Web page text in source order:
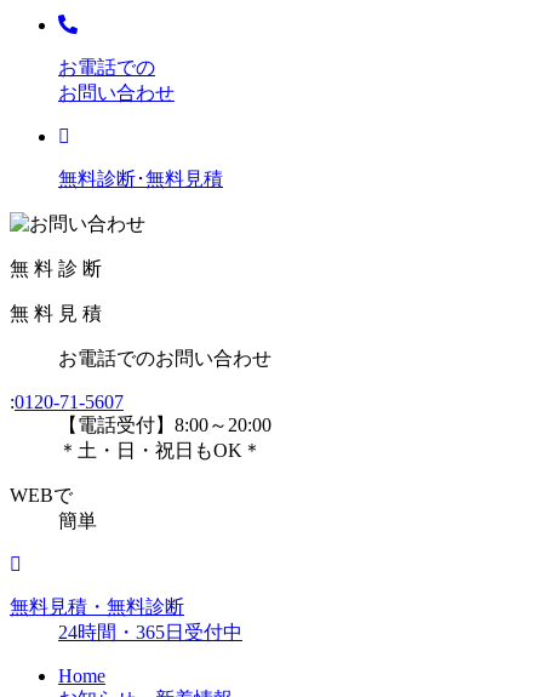
お電話での
お問い合わせ
無料診断･無料見積
無 料 診 断
無 料 見 積
お電話でのお問い合わせ
:0120-71-5607
【電話受付】8:00～20:00
＊土・日・祝日もOK＊
WEBで
簡単
無料見積・無料診断
24時間・365日受付中
Home